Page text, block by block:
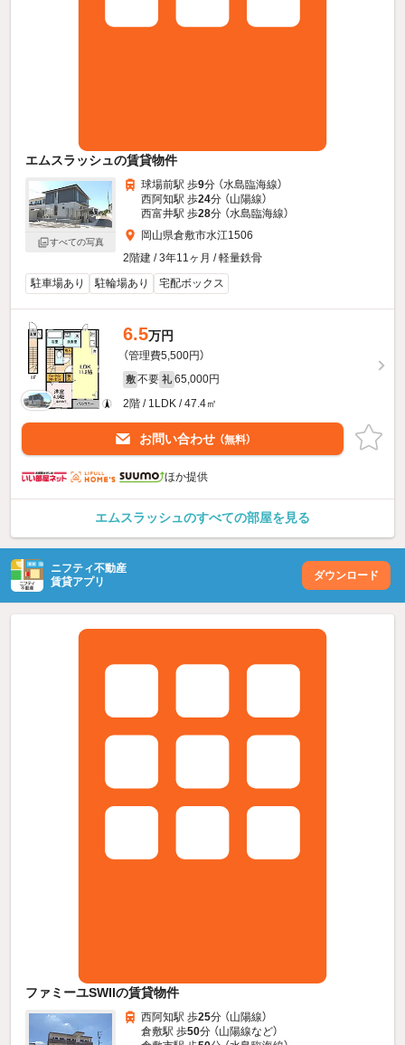
エムスラッシュの賃貸物件
すべての写真
球場前駅 歩9分 （水島臨海線）
西阿知駅 歩24分 （山陽線）
西富井駅 歩28分 （水島臨海線）
岡山県倉敷市水江1506
2階建 / 3年11ヶ月 / 軽量鉄骨
駐車場あり
駐輪場あり 宅配ボックス
6.5万円
（管理費5,500円）
敷 不要 礼 65,000円
2階 / 1LDK / 47.4㎡
お問い合わせ （無料）
ほか提供
エムスラッシュのすべての部屋を見る
ニフティ不動産
賃貸アプリ
ダウンロード
ファミーユSWIIの賃貸物件
西阿知駅 歩25分 （山陽線）
倉敷駅 歩50分 （山陽線など）